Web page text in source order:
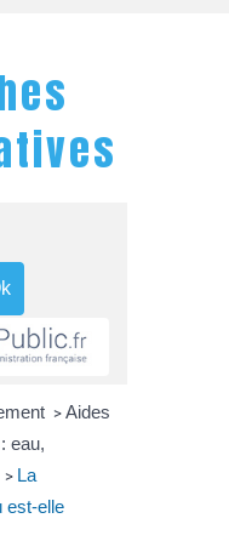
> Aides
eau,
> La
est-elle